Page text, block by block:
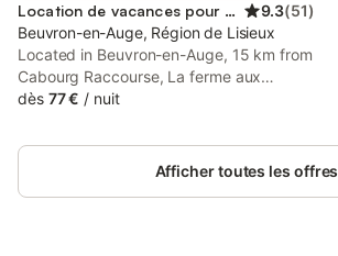
Location de vacances pour 6 personnes 9.3(51)
Beuvron-en-Auge, Région de Lisieux
Located in Beuvron-en-Auge, 15 km from
Cabourg Raccourse, La ferme aux
Perdrix has a garden, private parking
dès 77 € / nuit
Afficher toutes les offres